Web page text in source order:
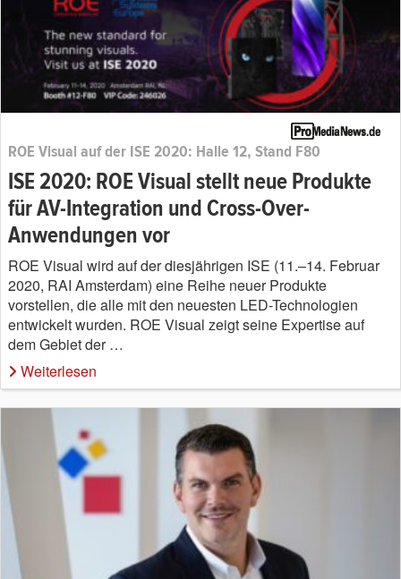
ROE Visual auf der ISE 2020: Halle 12, Stand F80
ISE 2020: ROE Visual stellt neue Produkte
für AV-Integration und Cross-Over-
Anwendungen vor
ROE Visual wird auf der diesjährigen ISE (11.–14. Februar
2020, RAI Amsterdam) eine Reihe neuer Produkte
vorstellen, die alle mit den neuesten LED-Technologien
entwickelt wurden. ROE Visual zeigt seine Expertise auf
dem Gebiet der …
Weiterlesen